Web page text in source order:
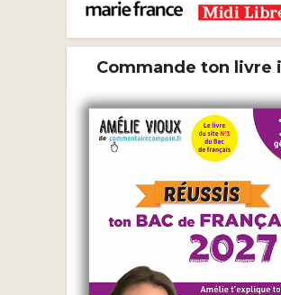
Commande ton livre